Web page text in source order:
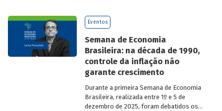
economistas renomados.
Eventos
Semana de Economia
Brasileira: na década de 1990,
controle da inflação não
garante crescimento
Durante a primeira Semana de Economia
Brasileira, realizada entre 1º e 5 de
dezembro de 2025, foram debatidos os